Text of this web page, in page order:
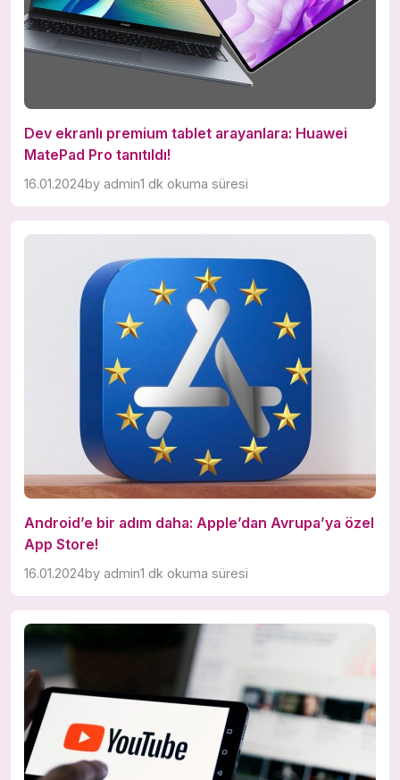
Dev ekranlı premium tablet arayanlara: Huawei
MatePad Pro tanıtıldı!
16.01.2024by admin1 dk okuma süresi
Android’e bir adım daha: Apple’dan Avrupa’ya özel
App Store!
16.01.2024by admin1 dk okuma süresi